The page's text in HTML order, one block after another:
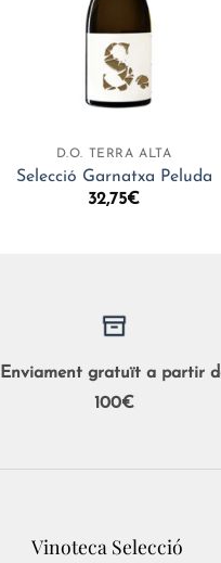
D.O. TERRA ALTA
Selecció Garnatxa Peluda
32,75€
Enviament gratuït a partir
100€
Vinoteca Selecció